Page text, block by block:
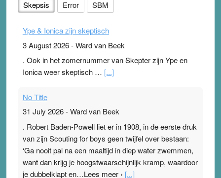
Skepsis Error SBM
Ype & Ionica zijn skeptisch
3 August 2026-Ward van Beek
. Ook in het zomernummer van Skepter zijn Ype en
Ionica weer skeptisch … [...]
No Title
31 July 2026-Ward van Beek
. Robert Baden-Powell liet er in 1908, in de eerste druk
van zijn Scouting for boys geen twijfel over bestaan:
‘Ga nooit pal na een maaltijd in diep water zwemmen,
want dan krijg je hoogstwaarschijnlijk kramp, waardoor
je dubbelklapt en…Lees meer › [...]